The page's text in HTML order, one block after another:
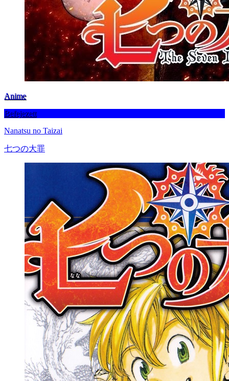
Anime
Befejezett
Nanatsu no Taizai
七つの大罪